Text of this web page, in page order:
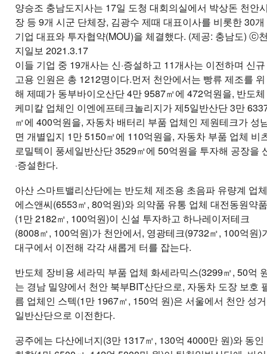
양승조 충남도지사는 17일 도청 대회의실에서 박상돈 천안
장 등 9개 시군 단체장, 김광수 제때 대표이사를 비롯한 30개
기업 대표와 투자협약(MOU)을 체결했다. (제공: 충남도) ⓒ
지일보 2021.3.17
이들 기업 중 19개사는 신·증설하고 11개사는 이전하며 신규
고용 인원은 총 1212명이다.먼저 천안에서는 빵류 제조를 위
해 제떼가 동부바이오산단 4만 9587㎡에 472억원을, 반도체
케미칼 업체인 이엔에프테크놀리지가 제5일반산단 3만
㎡에 400억원을, 자동차 배터리 부품 업체인 제원테크가 성
면 개별입지 1만 5150㎡에 110억원을, 자동차 부품 업체 비
로밀텍이 풍세일반산단 3529㎡에 50억원을 투자해 공장을
·증설한다.
아산 스마트밸리산단에는 반도체 제조용 초음파 유량계 업
에스앤씨(6553㎡, 80억원)와 의약품 유통 업체 대전동원약
(1만 2182㎡, 100억원)이 신설 투자하고 하나레이저테크
(8008㎡, 100억원)가 천안에서, 영광테크(9732㎡, 100억원)
대구에서 이전해 각각 새롭게 터를 잡는다.
반도체 장비용 세라믹 부품 업체 화세라믹스(3299㎡, 50억
는 경남 밀양에서 천안 북부BIT산단으로, 자동차 도장 보호
름 업체인 스텍(1만 1967㎡, 150억 원)은 서울에서 천안 성거
일반산단으로 이전한다.
공주에는 다산에너지(3만 1317㎡, 130억 4000만 원)와 동인